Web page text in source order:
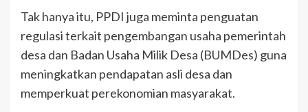
Tak hanya itu, PPDI juga meminta penguatan
regulasi terkait pengembangan usaha pemerintah
desa dan Badan Usaha Milik Desa (BUMDes) guna
meningkatkan pendapatan asli desa dan
memperkuat perekonomian masyarakat.